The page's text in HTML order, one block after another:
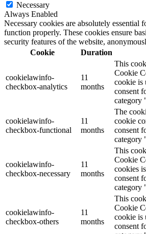
Necessary
Always Enabled
Necessary cookies are absolutely essential
function properly. These cookies ensure
security features of the website,
Cookie
Duration
cookielawinfo-
checkbox-analytics
11
months
This
Cookie
cookie is
consent
category
cookielawinfo-
checkbox-functional
11
months
The
cookie
consent
category
cookielawinfo-
checkbox-necessary
11
months
This
Cookie
cookies
consent
category
cookielawinfo-
checkbox-others
11
months
This
Cookie
cookie is
consent